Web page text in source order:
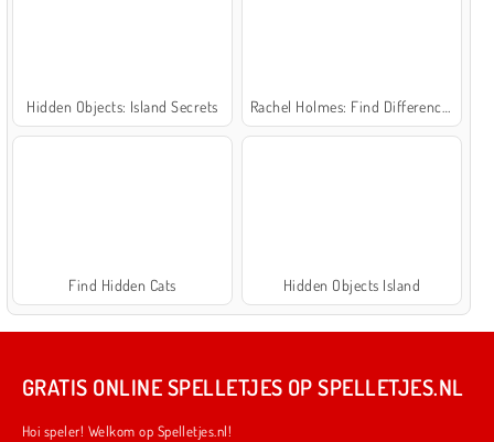
Hidden Objects: Island Secrets
Find Hidden Cats Hidden Objects Island
GRATIS ONLINE SPELLETJES OP SPELLETJES.NL
Hoi speler! Welkom op Spelletjes.nl!